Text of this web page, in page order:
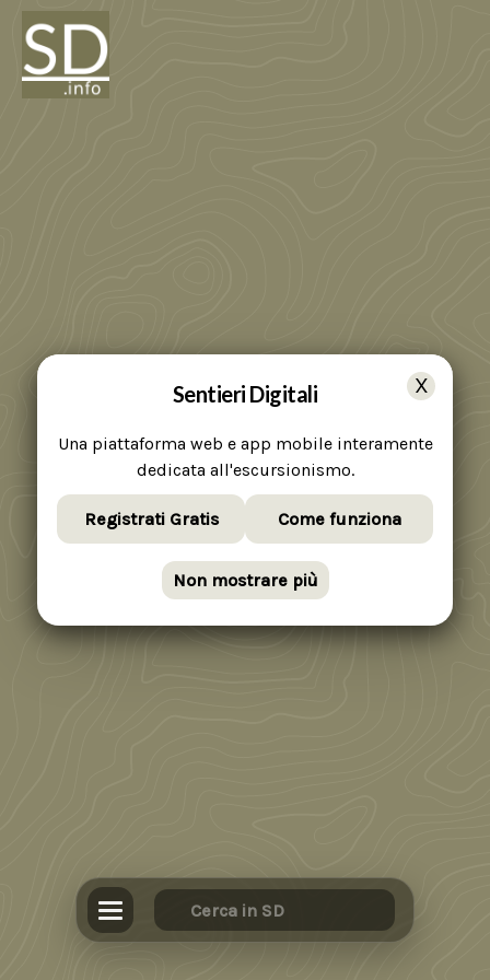
Sentieri Digitali
Una piattaforma web e app mobile interamente
dedicata all'escursionismo.
Registrati Gratis Come funziona
Non mostrare più